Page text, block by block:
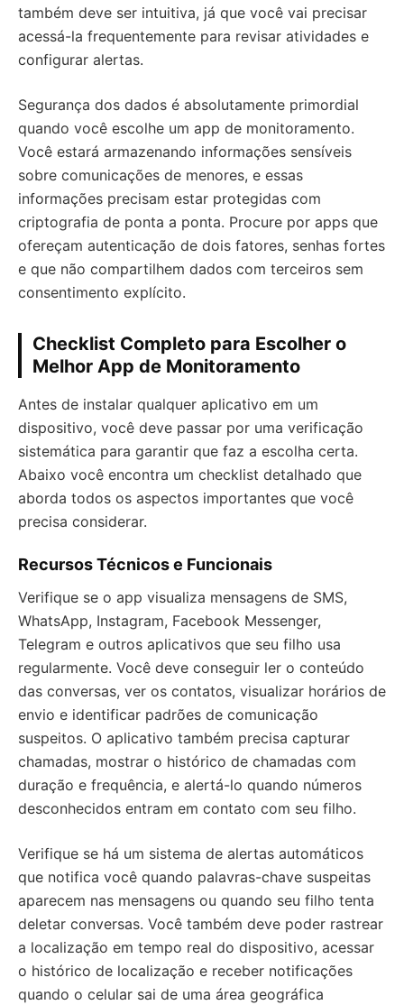
também deve ser intuitiva, já que você vai precisar
acessá-la frequentemente para revisar atividades e
configurar alertas.
Segurança dos dados é absolutamente primordial
quando você escolhe um app de monitoramento.
Você estará armazenando informações sensíveis
sobre comunicações de menores, e essas
informações precisam estar protegidas com
criptografia de ponta a ponta. Procure por apps que
ofereçam autenticação de dois fatores, senhas fortes
e que não compartilhem dados com terceiros sem
consentimento explícito.
Checklist Completo para Escolher o
Melhor App de Monitoramento
Antes de instalar qualquer aplicativo em um
dispositivo, você deve passar por uma verificação
sistemática para garantir que faz a escolha certa.
Abaixo você encontra um checklist detalhado que
aborda todos os aspectos importantes que você
precisa considerar.
Recursos Técnicos e Funcionais
Verifique se o app visualiza mensagens de SMS,
WhatsApp, Instagram, Facebook Messenger,
Telegram e outros aplicativos que seu filho usa
regularmente. Você deve conseguir ler o conteúdo
das conversas, ver os contatos, visualizar horários de
envio e identificar padrões de comunicação
suspeitos. O aplicativo também precisa capturar
chamadas, mostrar o histórico de chamadas com
duração e frequência, e alertá-lo quando números
desconhecidos entram em contato com seu filho.
Verifique se há um sistema de alertas automáticos
que notifica você quando palavras-chave suspeitas
aparecem nas mensagens ou quando seu filho tenta
deletar conversas. Você também deve poder rastrear
a localização em tempo real do dispositivo, acessar
o histórico de localização e receber notificações
quando o celular sai de uma área geográfica